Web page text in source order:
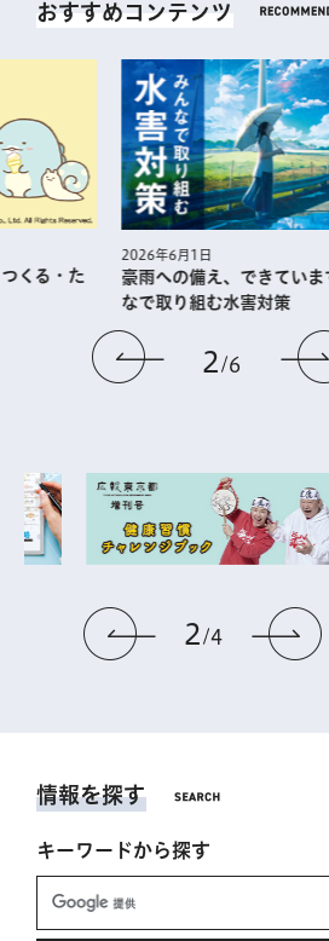
おすすめコンテンツ
前のスライ
2 6
くる・た
2026年6月1日
豪雨への備え、できていま
なで取り組む水害対策
前のスライド
2 4
情報を探す
キーワードから探す